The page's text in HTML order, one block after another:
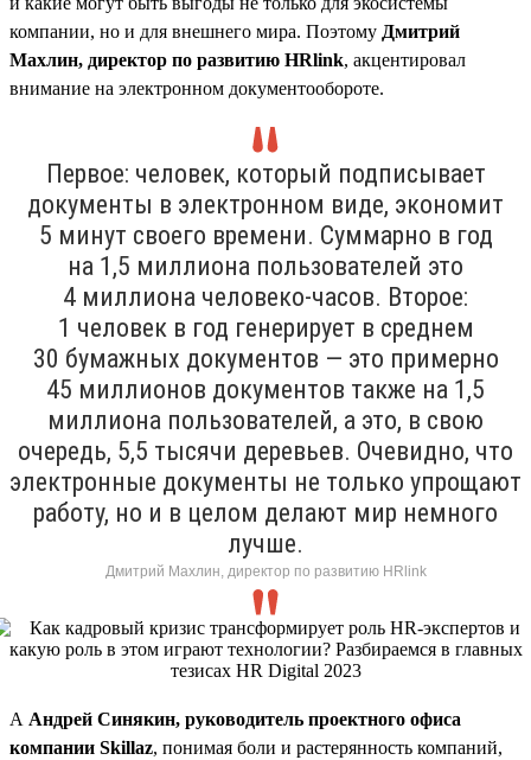
компании, но и для внешнего мира. Поэтому Дмитрий
Махлин, директор по развитию HRlink, акцентировал
внимание на электронном документообороте.
Первое: человек, который подписывает
документы в электронном виде, экономит
5 минут своего времени. Суммарно в год
на 1,5 миллиона пользователей это
4 миллиона человеко-часов. Второе:
1 человек в год генерирует в среднем
30 бумажных документов — это примерно
45 миллионов документов также на 1,5
миллиона пользователей, а это, в свою
очередь, 5,5 тысячи деревьев. Очевидно, что
электронные документы не только упрощают
работу, но и в целом делают мир немного
лучше.
Дмитрий Махлин, директор по развитию HRlink
А Андрей Синякин, руководитель проектного офиса
компании Skillaz, понимая боли и растерянность компаний,